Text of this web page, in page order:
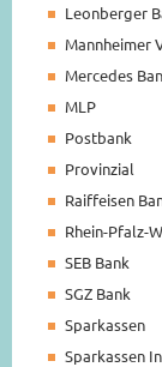
Leonberger
Mannheimer
Mercedes
MLP
Postbank
Provinzial
Raiffeisen
Rhein-Pfalz-
SEB Bank
SGZ Bank
Sparkassen
Sparkassen